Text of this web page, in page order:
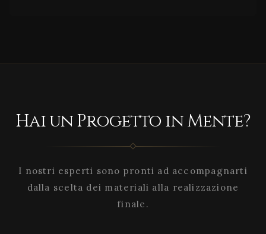
Hai un Progetto in Mente?
I nostri esperti sono pronti ad accompagnarti
dalla scelta dei materiali alla realizzazione
finale.